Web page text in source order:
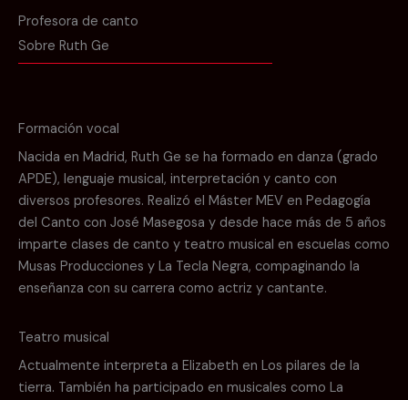
Profesora de canto
Sobre Ruth Ge
Formación vocal
Nacida en Madrid, Ruth Ge se ha formado en danza (grado
APDE), lenguaje musical, interpretación y canto con
diversos profesores. Realizó el Máster MEV en Pedagogía
del Canto con José Masegosa y desde hace más de 5 años
imparte clases de canto y teatro musical en escuelas como
Musas Producciones y La Tecla Negra, compaginando la
enseñanza con su carrera como actriz y cantante.
Teatro musical
Actualmente interpreta a Elizabeth en Los pilares de la
tierra. También ha participado en musicales como La